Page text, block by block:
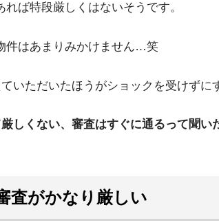
ば特段厳しくはないそうです。
件はあまりみかけません…笑
いただいたほうがショックを受けずに
しくない、審査はすぐに通るって聞
査がかなり厳しい